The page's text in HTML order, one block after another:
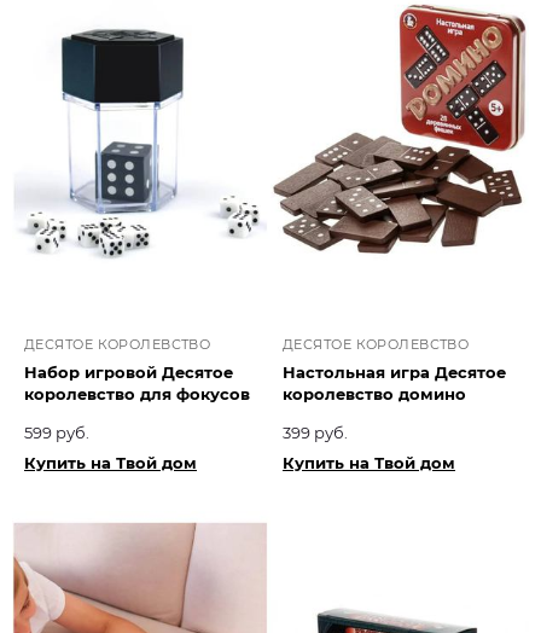
ДЕСЯТОЕ КОРОЛЕВСТВО
Набор игровой Десятое
королевство для фокусов
599 руб.
Купить на Твой дом
ДЕСЯТОЕ КОРОЛЕВСТВО
Настольная игра Десятое
королевство домино
399 руб.
Купить на Твой дом